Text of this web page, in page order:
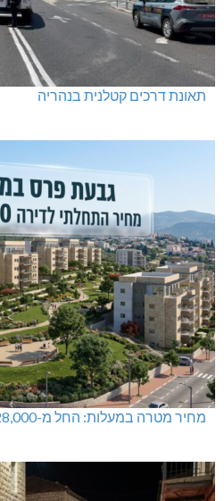
תאונת דרכים קטלנית בנהריה
מחיר מטרה במעלות: החל מ-728,000 ₪